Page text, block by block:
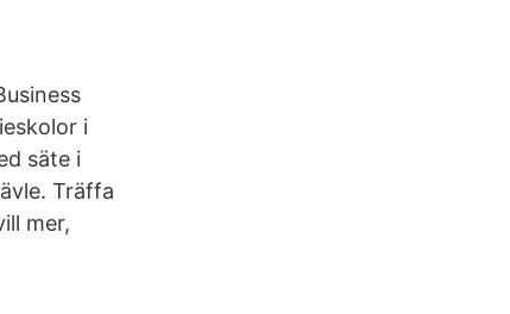
i
säte i
Träffa
mer,